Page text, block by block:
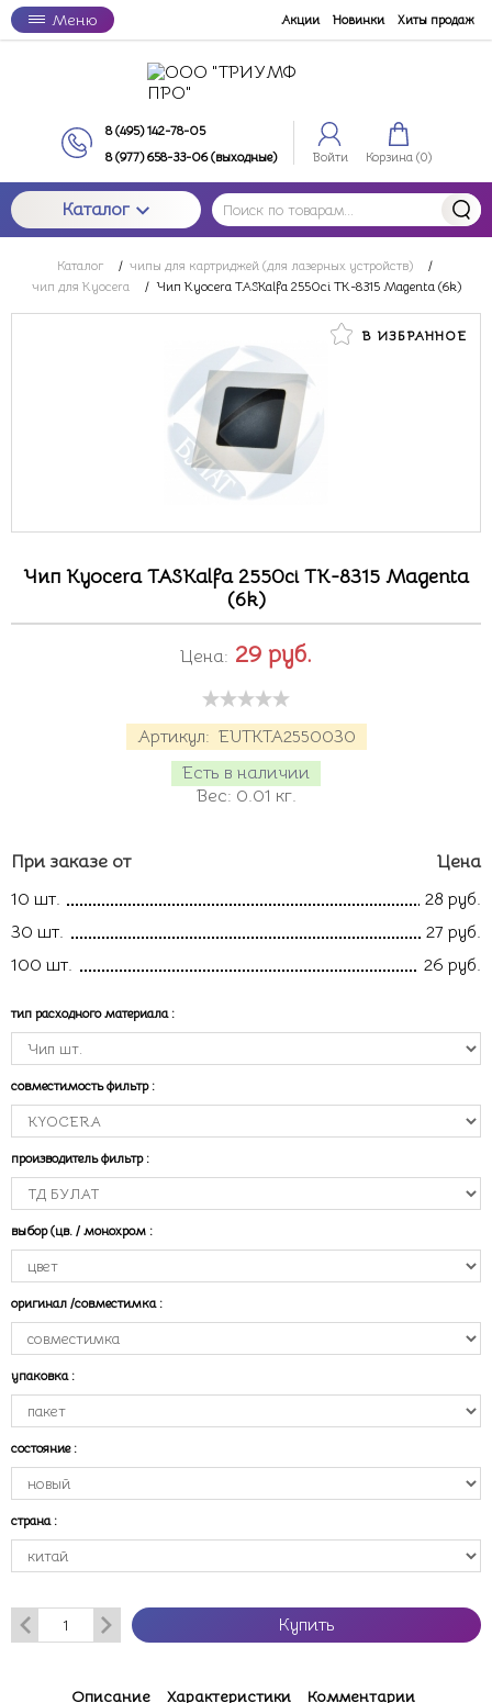
Меню Акции Новинки Хиты продаж
8 (495) 142-78-05
8 (977) 658-33-06 (выходные)
Войти Корзина (0)
Каталог
Каталог / чипы для картриджей (для лазерных устройств)
/
чип для Kyocera
/ Чип Kyocera TASKalfa 2550ci TK-8315 Magenta (6k)
В ИЗБРАННОЕ
Чип Kyocera TASKalfa 2550ci TK-8315 Magenta
(6k)
Артикул: EUTKTA2550030
Есть в наличии
Вес: 0.01 кг.
Цена: 29 руб.
При заказе от
Цена
10 шт.
28 руб.
30 шт.
27 руб.
100 шт.
26 руб.
тип расходного материала :
совместимость фильтр :
производитель фильтр :
выбор (цв. / монохром :
оригинал /совместимка :
упаковка :
состояние :
страна :
Купить
Описание Характеристики Комментарии